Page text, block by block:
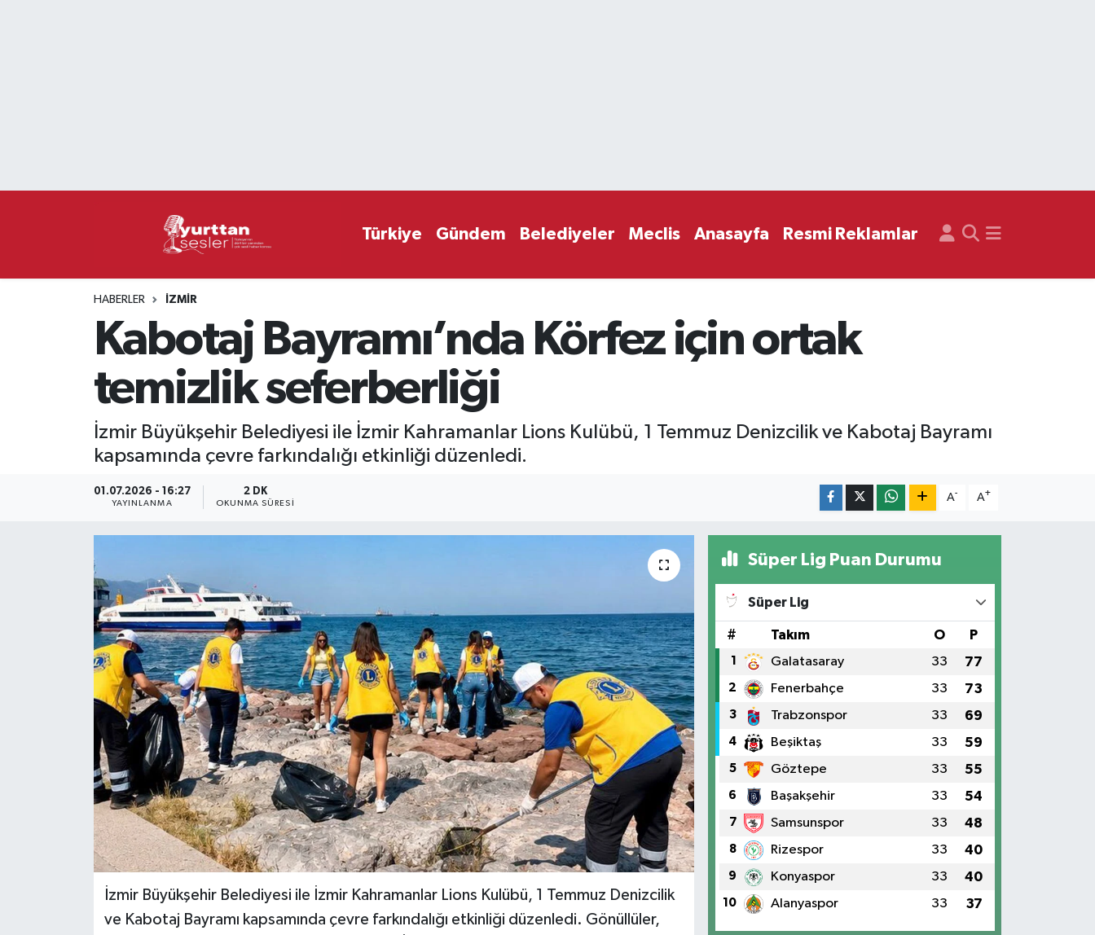
Türkiye Gündem Belediyeler Meclis Anasayfa Resmi Reklamlar
HABERLER İZMIR
Kabotaj Bayramı’nda Körfez için ortak
temizlik seferberliği
İzmir Büyükşehir Belediyesi ile İzmir Kahramanlar Lions Kulübü, 1 Temmuz Denizcilik ve Kabotaj Bayramı
kapsamında çevre farkındalığı etkinliği düzenledi.
01.07.2026 - 16:27
YAYINLANMA
2 DK
OKUNMA SÜRESI
A- A+
İzmir Büyükşehir Belediyesi ile İzmir Kahramanlar Lions Kulübü, 1 Temmuz Denizcilik
ve Kabotaj Bayramı kapsamında çevre farkındalığı etkinliği düzenledi. Gönüllüler,
Süper Lig Puan Durumu
Süper Lig
# Takım O P
1 Galatasaray 33 77
2 Fenerbahçe 33 73
3 Trabzonspor 33 69
4 Beşiktaş 33 59
5 Göztepe 33 55
6 Başakşehir 33 54
7 Samsunspor 33 48
8 Rizespor 33 40
9 Konyaspor 33 40
10 Alanyaspor 33 37
Süper Lig Puan Durumu ve Fikstür
Haber Arşivi